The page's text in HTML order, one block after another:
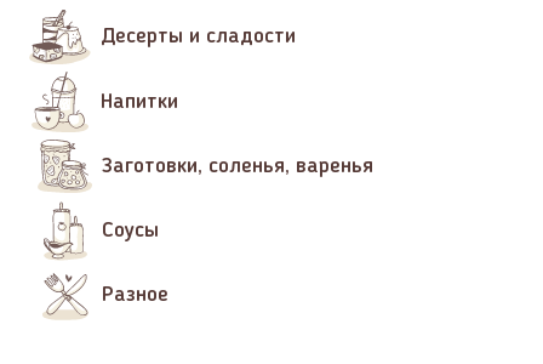
Десерты и сладости
Напитки
Заготовки, соленья, варенья
Соусы
Разное